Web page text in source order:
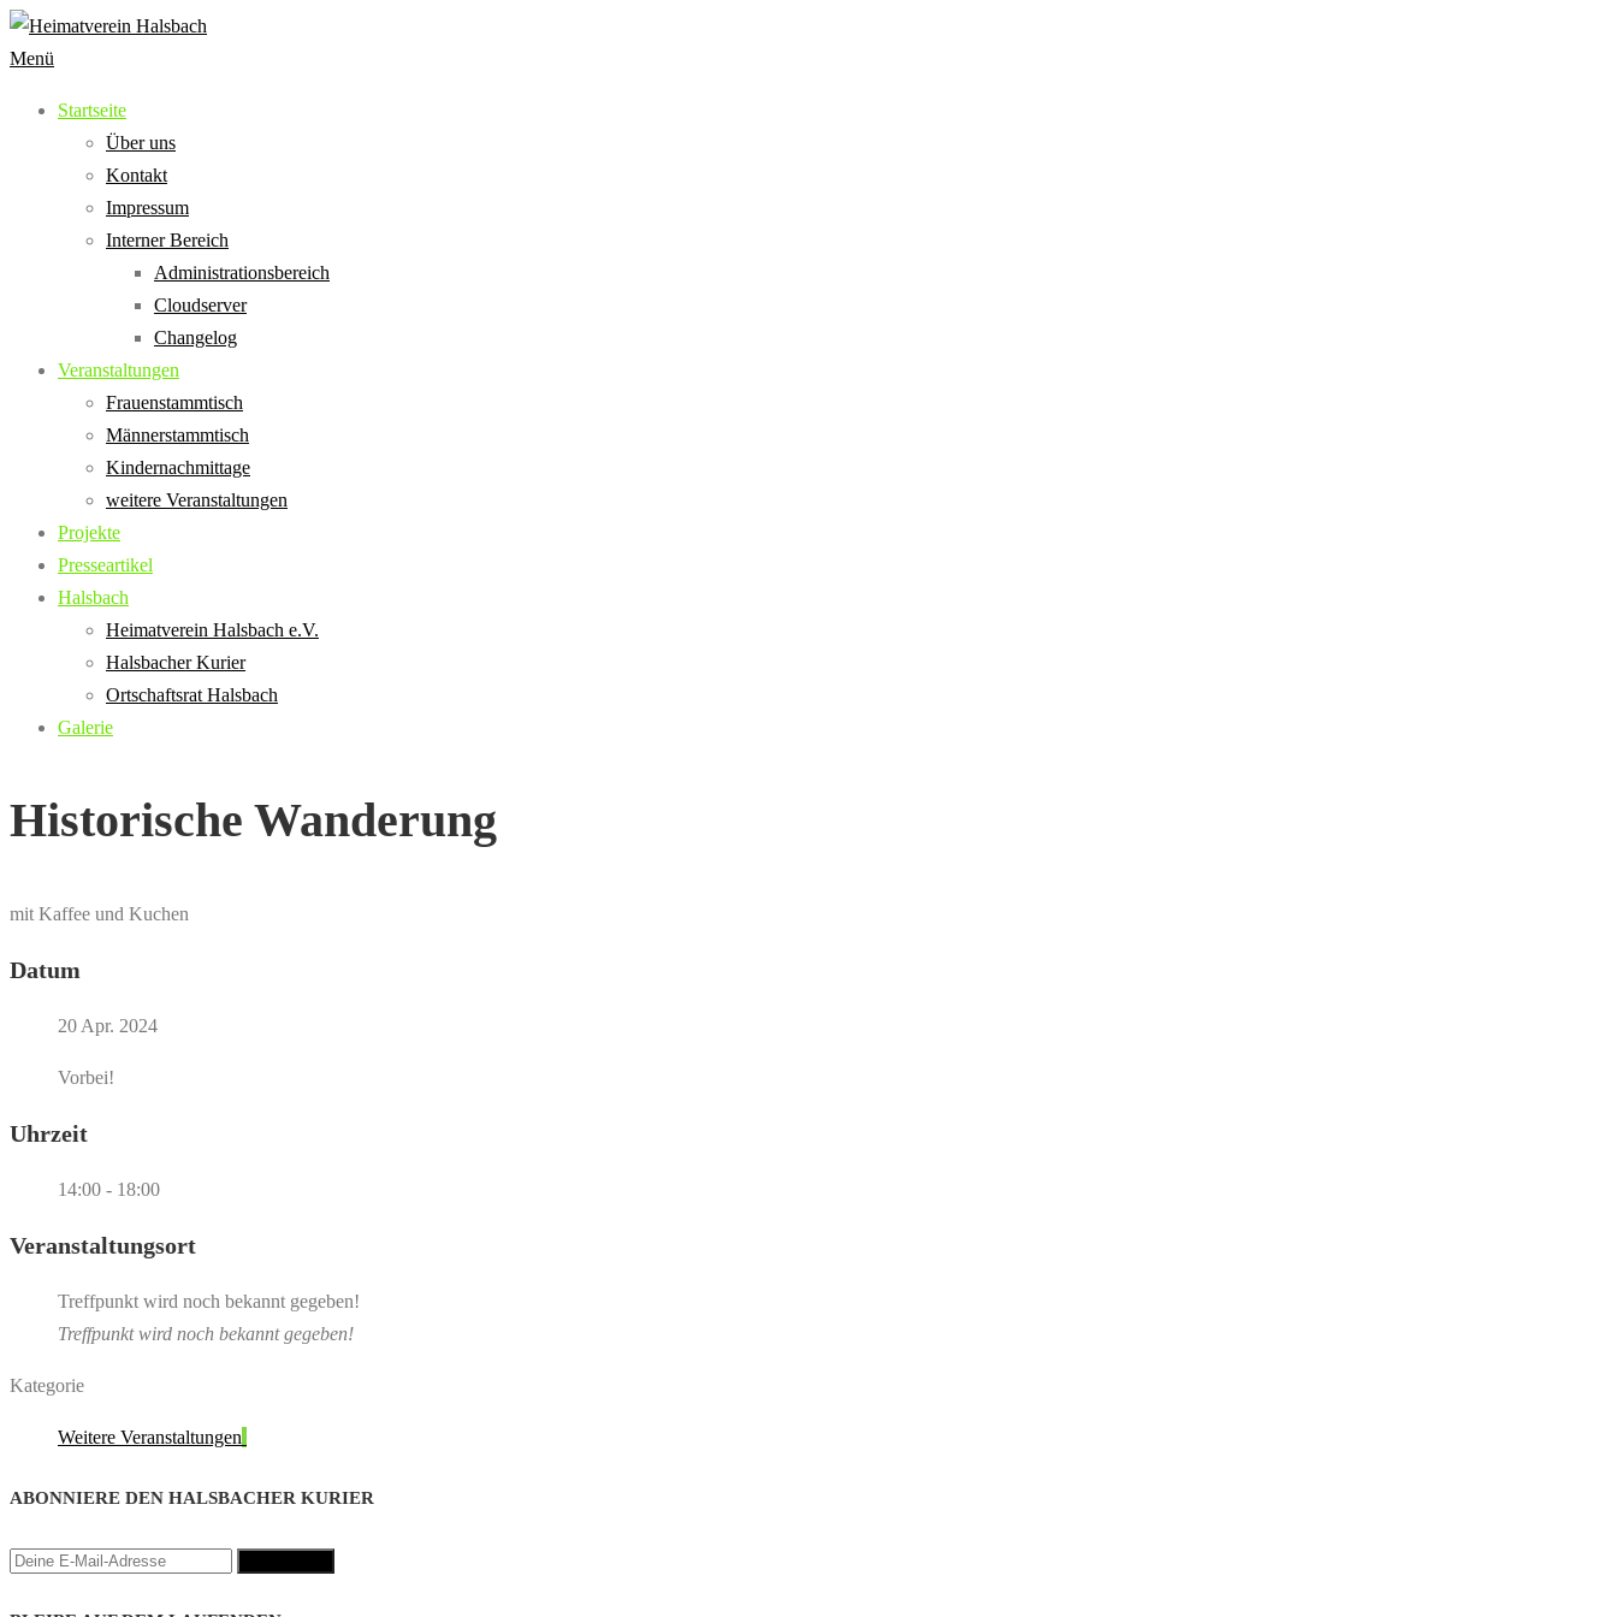
Zum
Inhalt
Menü
Startseite
Über uns
Kontakt
Impressum
Interner Bereich
Administrationsbereich
Cloudserver
Changelog
Veranstaltungen
Frauenstammtisch
Männerstammtisch
Kindernachmittage
weitere Veranstaltungen
Projekte
Presseartikel
Halsbach
Heimatverein Halsbach e.V.
Halsbacher Kurier
Ortschaftsrat Halsbach
Galerie
Historische Wanderung
mit Kaffee und Kuchen
Datum
20 Apr. 2024
Vorbei!
Uhrzeit
14:00 - 18:00
Veranstaltungsort
Treffpunkt wird noch bekannt gegeben!
Treffpunkt wird noch bekannt gegeben!
Kategorie
Weitere Veranstaltungen
ABONNIERE DEN HALSBACHER KURIER